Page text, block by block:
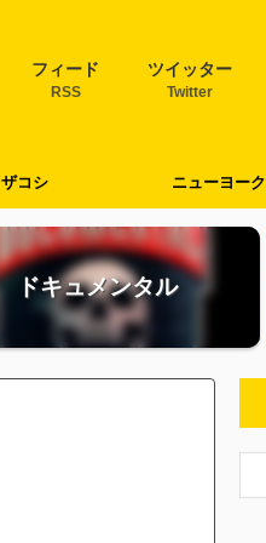
フィード
RSS
ツイッター
Twitter
ザコシ ニューヨーク
ドキュメンタル